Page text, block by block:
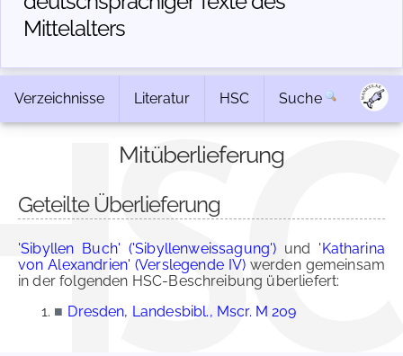
Mittelalters
Verzeichnisse Literatur HSC Suche
Mitüberlieferung
Geteilte Überlieferung
'Sibyllen Buch' ('Sibyllenweissagung') und 'Katharina
von Alexandrien' (Verslegende IV) werden gemeinsam
in der folgenden HSC-Beschreibung überliefert:
■ Dresden, Landesbibl., Mscr. M 209